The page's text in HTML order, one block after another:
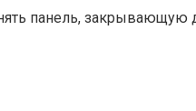
панель,